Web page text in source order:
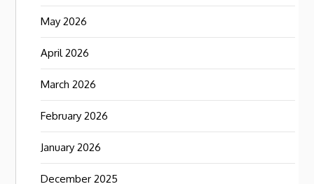
May 2026
April 2026
March 2026
February 2026
January 2026
December 2025